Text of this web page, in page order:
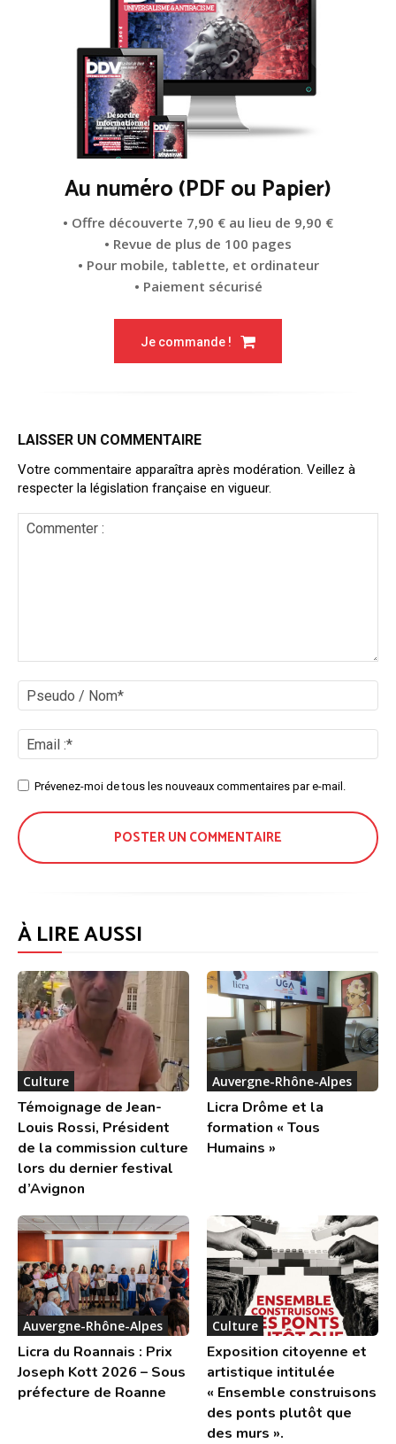
Au numéro (PDF ou Papier)
• Offre découverte 7,90 € au lieu de 9,90 €
• Revue de plus de 100 pages
• Pour mobile, tablette, et ordinateur
• Paiement sécurisé
Je commande !
LAISSER UN COMMENTAIRE
Votre commentaire apparaîtra après modération. Veillez à
respecter la législation française en vigueur.
/
:*
SitePrévenez-moi de tous les nouveaux commentaires par e-mail.
À LIRE AUSSI
Culture
Témoignage de Jean-
Louis Rossi, Président
de la commission culture
lors du dernier festival
d’Avignon
Auvergne-Rhône-Alpes
Licra Drôme et la
formation « Tous
Humains »
Auvergne-Rhône-Alpes
Licra du Roannais : Prix
Joseph Kott 2026 – Sous
préfecture de Roanne
Culture
Exposition citoyenne et
artistique intitulée
« Ensemble construisons
des ponts plutôt que
des murs ».